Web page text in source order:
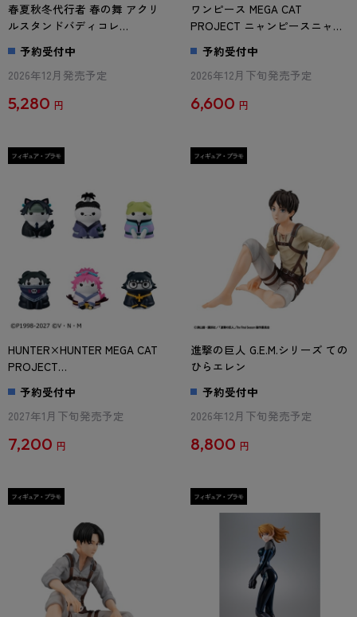
春夏秋冬代行者 春の舞 アクリ
ルスタンドバディコレ
【1BOX】
予約受付中
2026年12月発売予定
5,280 円
ワンピース MEGA CAT
PROJECT ニャンピースニャー
ン！DINER！ 【1BOX】
予約受付中
2026年12月下旬発売予定
6,600 円
HUNTER×HUNTER MEGA CAT
PROJECT
NYANTER×NYANTER 幻影旅団
×CAT 【1BOX】
予約受付中
2027年1月下旬発売予定
7,200 円
進撃の巨人 G.E.M.シリーズ ての
ひらエレン
予約受付中
2026年12月下旬発売予定
8,800 円